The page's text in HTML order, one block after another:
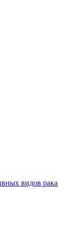
видов рака